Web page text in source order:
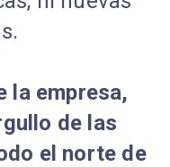
la empresa,
de las
el norte de